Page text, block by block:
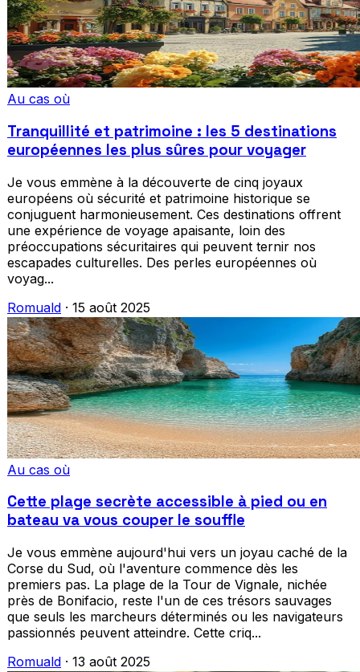
Au cas où
Tranquillité et patrimoine : les 5 destinations
européennes les plus sûres pour voyager
Je vous emmène à la découverte de cinq joyaux
européens où sécurité et patrimoine historique se
conjuguent harmonieusement. Ces destinations offrent
une expérience de voyage apaisante, loin des
préoccupations sécuritaires qui peuvent ternir nos
escapades culturelles. Des perles européennes où
voyag...
Romuald · 15 août 2025
Au cas où
Cette plage secrète accessible à pied ou en
bateau va vous couper le souffle
Je vous emmène aujourd'hui vers un joyau caché de la
Corse du Sud, où l'aventure commence dès les
premiers pas. La plage de la Tour de Vignale, nichée
près de Bonifacio, reste l'un de ces trésors sauvages
que seuls les marcheurs déterminés ou les navigateurs
passionnés peuvent atteindre. Cette criq...
Romuald · 13 août 2025